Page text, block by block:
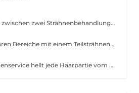
Frischen Sie Ihren Look zwischen zwei Strähnenbehandlungen auf – mit einem sanften Face-Framing, das Ihr Gesicht zum Strahlen bringt. Ideal für besondere Anlässe oder wenn Sie Ihrem Haar mehr Leuchtkraft verleihen möchten, ohne eine komplette Strähnenbehandlung zu buchen. Glossing und Tönung sind inklusive und sorgen für ein strahlendes, harmonisches Ergebnis.
Betonen Sie alle sichtbaren Bereiche mit einem Teilsträhnen-Service: Nacken, Gesichtskonturen und der gesamte Oberkopf. Ideal für einen Termin im Bereich halber Kopf oder Oberkopf. Tip-Outs, Balayage, Glossing und Tönung sind inklusive für ein leuchtendes und perfekt harmonisches Farbergebnis.
Unser Komplett-Strähnenservice hellt jede Haarpartie vom Ansatz bis in die Spitzen auf, von innen nach außen – inklusive präziser Arbeit im Nackenbereich und rund um das Gesicht. Ideal für eine Aufhellung von etwa ¾ bis zum gesamten Kopf. Tip-Outs, Balayage, Glossing und Tönung sind inklusive für ein brillantes und perfekt harmonisches Farbergebnis.